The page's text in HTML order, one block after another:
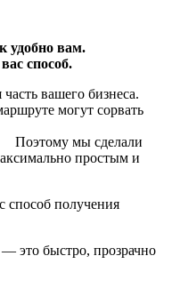
удобно вам.
способ.
вашего бизнеса.
могут сорвать
клиентов.
простым и
способ получения
— это быстро, прозрачно